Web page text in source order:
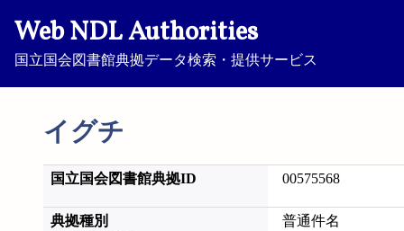
Web NDL Authorities
国立国会図書館典拠データ検索・提供サービス
イグチ
国立国会図書館典拠ID 00575568
典拠種別 普通件名